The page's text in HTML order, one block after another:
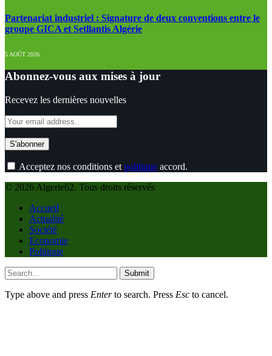
Partenariat industriel : Signature de deux conventions entre le
groupe GICA et Setllantis Algérie
5 AOÛT 2026
Abonnez-vous aux mises à jour
Recevez les dernières nouvelles
Acceptez nos conditions et politique accord.
© 2026 Algerie62. Tous droits réservés
Accueil
Actualité
Société
Economie
Politique
Submit
Type above and press Enterto search. Press Esc to cancel.